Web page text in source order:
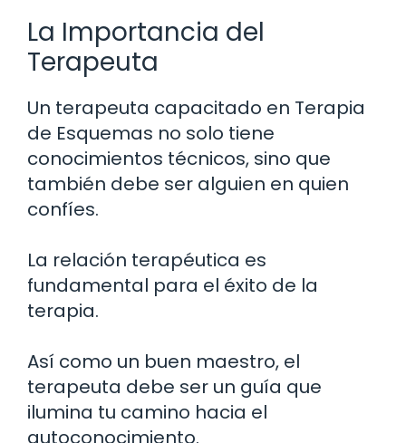
La Importancia del
Terapeuta
Un terapeuta capacitado en Terapia
de Esquemas no solo tiene
conocimientos técnicos, sino que
también debe ser alguien en quien
confíes.
La relación terapéutica es
fundamental para el éxito de la
terapia.
Así como un buen maestro, el
terapeuta debe ser un guía que
ilumina tu camino hacia el
autoconocimiento.